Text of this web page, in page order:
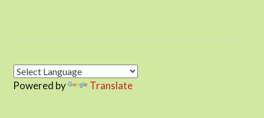
Powered by Translate